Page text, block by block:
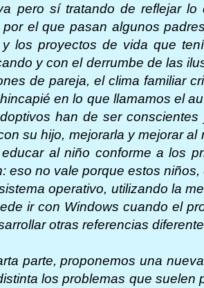
pero sí tratando de reflejar
por el que pasan algunos
y los proyectos de vida que
y con el derrumbe de las
de pareja, el clima familiar
en lo que llamamos el
han de ser
su hijo, mejorarla y mejorar
al niño conforme a los
eso no vale porque estos
operativo, utilizando la
ir con Windows cuando el
otras referencias
parte, proponemos una
los problemas que suelen